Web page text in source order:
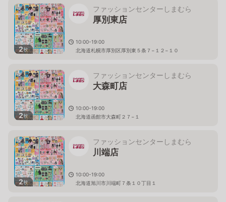
2枚
ファッションセンターしまむら
厚別東店
10:00-19:00
北海道札幌市厚別区厚別東５条７−１２−１０
2枚
ファッションセンターしまむら
大森町店
10:00-19:00
北海道函館市大森町２７−１
2枚
ファッションセンターしまむら
川端店
10:00-19:00
北海道旭川市川端町７条１０丁目１